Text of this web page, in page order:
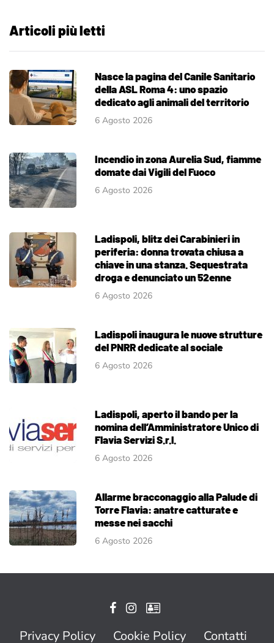
Articoli più letti
Nasce la pagina del Canile Sanitario
della ASL Roma 4: uno spazio
dedicato agli animali del territorio
6 Agosto 2026
Incendio in zona Aurelia Sud, fiamme
domate dai Vigili del Fuoco
6 Agosto 2026
Ladispoli, blitz dei Carabinieri in
periferia: donna trovata chiusa a
chiave in una stanza. Sequestrata
droga e denunciato un 52enne
6 Agosto 2026
Ladispoli inaugura le nuove strutture
del PNRR dedicate al sociale
6 Agosto 2026
Ladispoli, aperto il bando per la
nomina dell’Amministratore Unico di
Flavia Servizi S.r.l.
6 Agosto 2026
Allarme bracconaggio alla Palude di
Torre Flavia: anatre catturate e
messe nei sacchi
6 Agosto 2026
Privacy Policy Cookie Policy Contatti